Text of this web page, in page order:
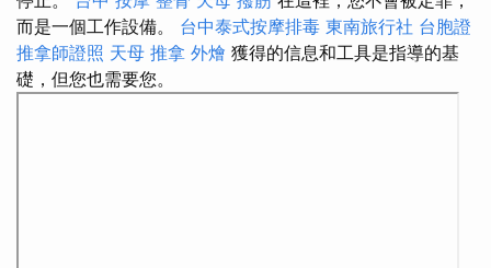
而是一個工作設備。 台中泰式按摩排毒 東南旅行社 台胞證
推拿師證照 天母 推拿 外燴 獲得的信息和工具是指導的基
礎，但您也需要您。